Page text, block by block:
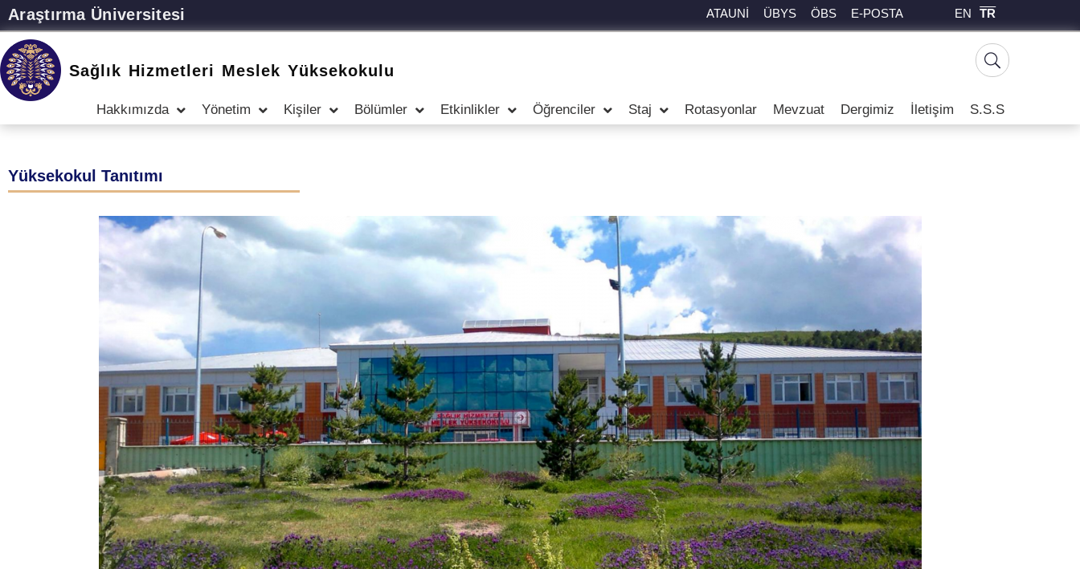
Araştırma Üniversitesi ATAUNİ ÜBYS ÖBS E-POSTA EN TR
Sağlık Hizmetleri Meslek Yüksekokulu
Hakkımızda Yönetim Kişiler Bölümler Etkinlikler Öğrenciler Staj Rotasyonlar Mevzuat Dergimiz İletişim S.S.S
Yüksekokul Tanıtımı